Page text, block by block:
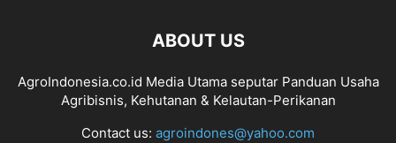
ABOUT US
AgroIndonesia.co.id Media Utama seputar Panduan Usaha
Agribisnis, Kehutanan & Kelautan-Perikanan
Contact us: agroindones@yahoo.com